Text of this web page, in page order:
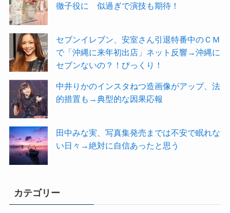
徹子役に 似過ぎで演技も期待！
セブンイレブン、安室さん引退特番中のＣＭ
で「沖縄に来年初出店」ネット反響→沖縄に
セブンないの？！びっくり！
中井りかのインスタねつ造画像がアップ、法
的措置も→典型的な因果応報
田中みな実、写真集発売までは不安で眠れな
い日々→絶対に自信あったと思う
カテゴリー